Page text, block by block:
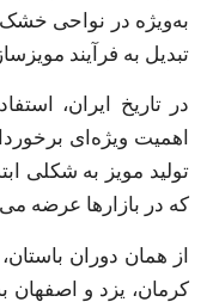
به‌ویژه در نواحی خشک
تبدیل به فرآیند
در تاریخ ایران،
اهمیت ویژه‌ای
تولید مویز به شکلی
که در بازارها عرضه
از همان دوران
کرمان، یزد و